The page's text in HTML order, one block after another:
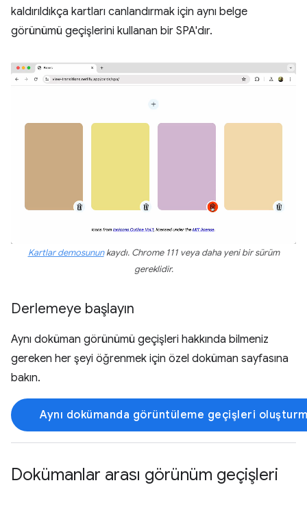
kaldırıldıkça kartları canlandırmak için aynı belge
görünümü geçişlerini kullanan bir SPA'dır.
Kartlar demosununkaydı. Chrome 111 veya daha yeni bir sürüm
gereklidir.
Derlemeye başlayın
Aynı doküman görünümü geçişleri hakkında bilmeniz
gereken her şeyi öğrenmek için özel doküman sayfasına
bakın.
Aynı dokümanda görüntüleme geçişleri
Dokümanlar arası görünüm geçişleri